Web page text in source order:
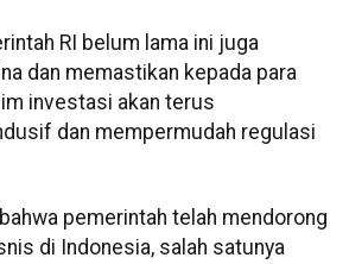
RI belum lama ini juga
dan memastikan kepada para
investasi akan terus
dan mempermudah regulasi
pemerintah telah mendorong
di Indonesia, salah satunya